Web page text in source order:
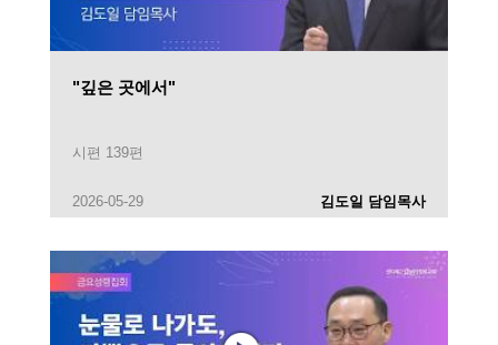
"깊은 곳에서"
시편 139편
2026-05-29 김도일 담임목사